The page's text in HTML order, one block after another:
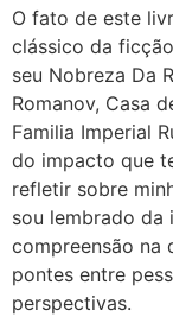
O fato de este
clássico da
seu Nobreza Da
Romanov, Casa
Familia Imperial
do impacto que
refletir sobre
sou lembrado da
compreensão na
pontes entre
perspectivas.